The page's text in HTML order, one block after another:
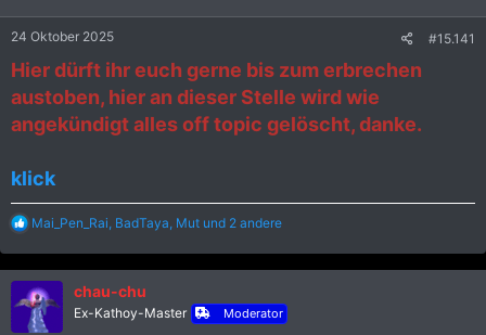
n
24 Oktober 2025 #15.141
Hier dürft ihr euch gerne bis zum erbrechen
austoben, hier an dieser Stelle wird wie
angekündigt alles off topic gelöscht, danke.
klick
R
a
k
t
i
o
Mai_Pen_Rai BadTaya Mut und 2 andere
chau-chu
Ex-Kathoy-Master Moderator